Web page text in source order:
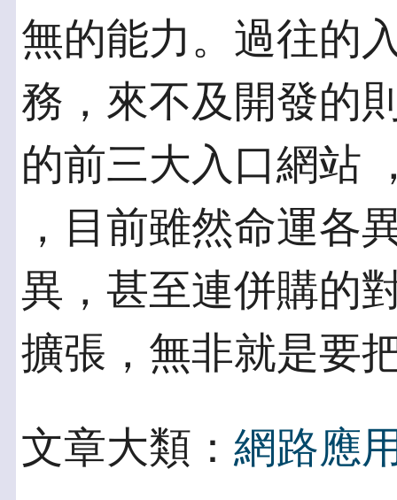
無的能力。過往的
務，來不及開發的
的前三大入口網站
，目前雖然命運各
異，甚至連併購的
擴張，無非就是要
文章大類： 網路應